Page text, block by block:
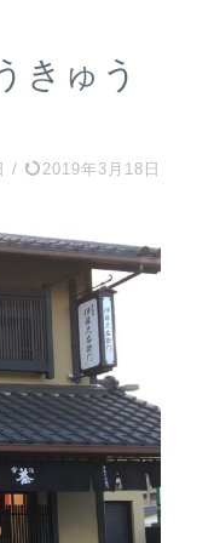
きゅう
/ 2019年3月18日